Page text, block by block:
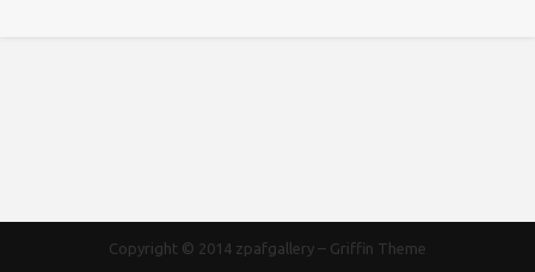
Copyright © 2014 zpafgallery – Griffin Theme